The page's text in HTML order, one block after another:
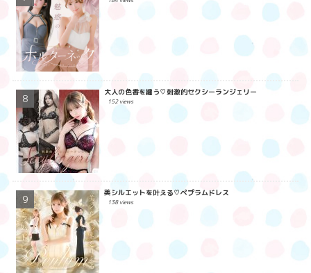
大人の色香を纏う♡刺激的セクシーランジェリー
152 views
美シルエットを叶える♡ペプラムドレス
138 views